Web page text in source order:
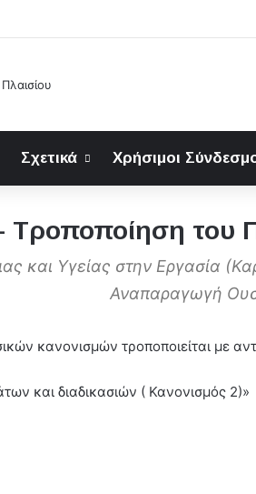
Σχετικά Χρήσιμοι
Τροποποίηση του
και Υγείας στην Εργασία
Αναπαραγωγή
κανονισμών τροποποιείται με
και διαδικασιών ( Κανονισμός 2)»